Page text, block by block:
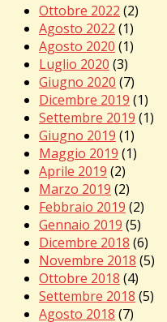
Ottobre 2022 (2)
Agosto 2022 (1)
Agosto 2020 (1)
Luglio 2020 (3)
Giugno 2020 (7)
Dicembre 2019 (1)
Settembre 2019 (1)
Giugno 2019 (1)
Maggio 2019 (1)
Aprile 2019 (2)
Marzo 2019 (2)
Febbraio 2019 (2)
Gennaio 2019 (5)
Dicembre 2018 (6)
Novembre 2018 (5)
Ottobre 2018 (4)
Settembre 2018 (5)
Agosto 2018 (7)